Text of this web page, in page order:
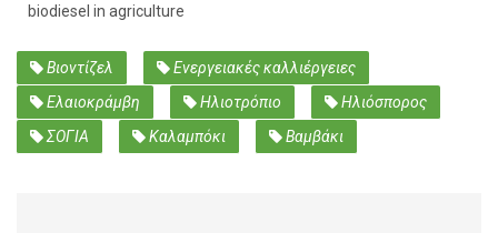
biodiesel in agriculture
Βιοντίζελ
Ενεργειακές καλλιέργειες
Ελαιοκράμβη
Ηλιοτρόπιο
Ηλιόσπορος
ΣΟΓΙΑ
Καλαμπόκι Βαμβάκι